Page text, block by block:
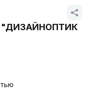
"ДИЗАЙНОПТИК